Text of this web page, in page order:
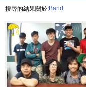
搜尋的結果關於:Band